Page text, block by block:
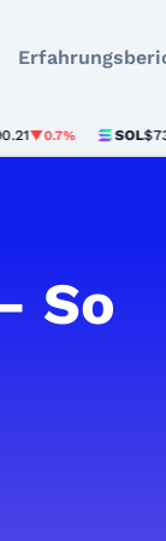
SOL$73.51
So